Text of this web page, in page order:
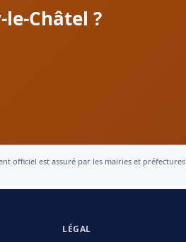
Châtel ?
officiel est assuré par les mairies et préfectures
LÉGAL